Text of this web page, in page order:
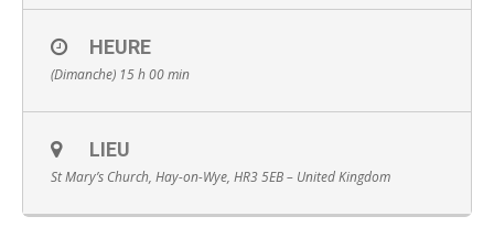
HEURE
(Dimanche) 15 h 00 min
LIEU
St Mary’s Church, Hay-on-Wye, HR3 5EB – United Kingdom